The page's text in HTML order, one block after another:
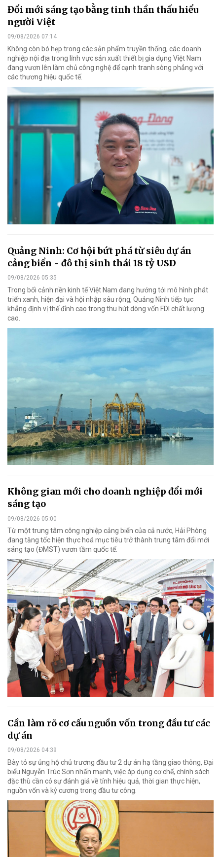
Đổi mới sáng tạo bằng tinh thần thấu hiểu
người Việt
09/08/2026 07:14
Không còn bó hẹp trong các sản phẩm truyền thống, các doanh
nghiệp nội địa trong lĩnh vực sản xuất thiết bị gia dụng Việt Nam
đang vươn lên làm chủ công nghệ để cạnh tranh sòng phẳng với
các thương hiệu quốc tế.
Quảng Ninh: Cơ hội bứt phá từ siêu dự án
cảng biển - đô thị sinh thái 18 tỷ USD
09/08/2026 05:35
Trong bối cảnh nền kinh tế Việt Nam đang hướng tới mô hình phát
triển xanh, hiện đại và hội nhập sâu rộng, Quảng Ninh tiếp tục
khẳng định vị thế đỉnh cao trong thu hút dòng vốn FDI chất lượng
cao.
Không gian mới cho doanh nghiệp đổi mới
sáng tạo
09/08/2026 05:00
Từ một trung tâm công nghiệp cảng biển của cả nước, Hải Phòng
đang tăng tốc hiện thực hoá mục tiêu trở thành trung tâm đổi mới
sáng tạo (ĐMST) vươn tầm quốc tế.
Cần làm rõ cơ cấu nguồn vốn trong đầu tư các
dự án
09/08/2026 04:39
Bày tỏ sự ủng hộ chủ trương đầu tư 2 dự án hạ tầng giao thông, Đại
biểu Nguyễn Trúc Sơn nhấn mạnh, việc áp dụng cơ chế, chính sách
đặc thù cần có sự đánh giá về tính hiệu quả, thời gian thực hiện,
nguồn vốn và kỷ cương trong đầu tư công.